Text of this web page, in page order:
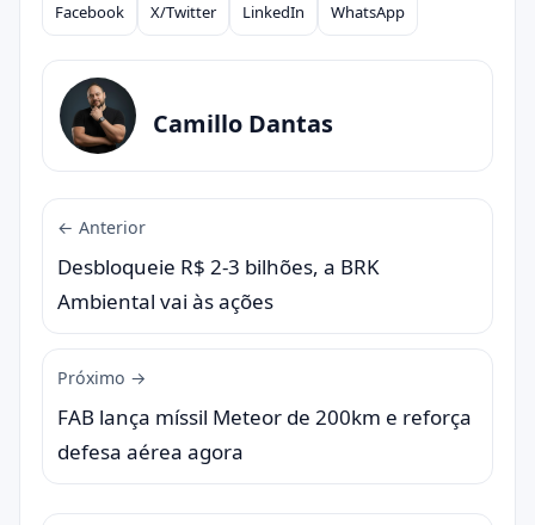
Compartilhar
Facebook X/Twitter LinkedIn WhatsApp
Camillo Dantas
← Anterior
Desbloqueie R$ 2-3 bilhões, a BRK
Ambiental vai às ações
Próximo →
FAB lança míssil Meteor de 200km e reforça
defesa aérea agora